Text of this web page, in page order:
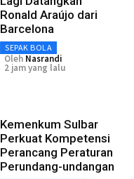
Ronald Araújo dari
Barcelona
SEPAK BOLA
Oleh Nasrandi
2 jam yang lalu
Kemenkum Sulbar
Perkuat Kompetensi
Perancang Peraturan
Perundang-undangan